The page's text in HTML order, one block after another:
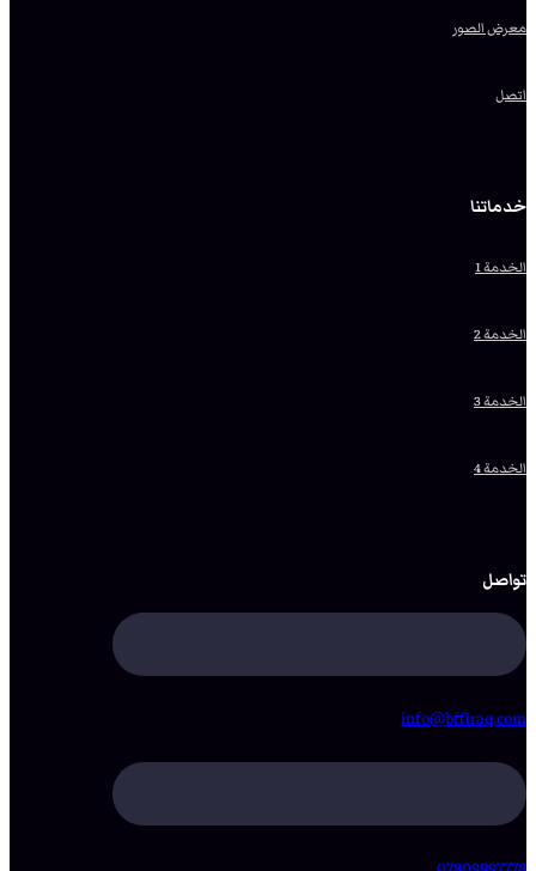
معرض الصور
اتصل
خدماتنا
الخدمة 1
الخدمة 2
الخدمة 3
الخدمة 4
تواصل
info@bffiraq.com